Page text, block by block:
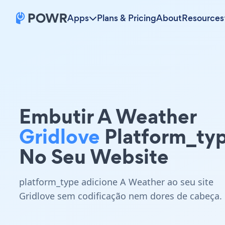
Apps Plans & PricingAboutResources
Embutir A Weather
Gridlove
No Seu Website
platform_type adicione A Weather ao seu site
Gridlove sem codificação nem dores de cabeça.